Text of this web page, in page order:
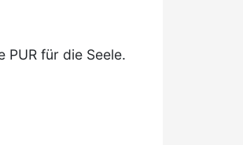
für die Seele.